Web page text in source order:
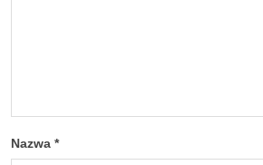
Nazwa *